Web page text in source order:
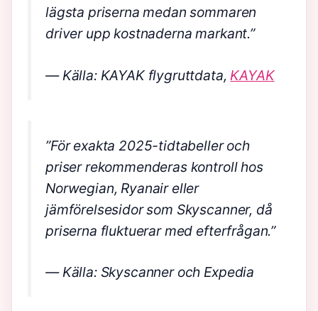
lägsta priserna medan sommaren
driver upp kostnaderna markant.”
— Källa: KAYAK flygruttdata, KAYAK
”För exakta 2025-tidtabeller och
priser rekommenderas kontroll hos
Norwegian, Ryanair eller
jämförelsesidor som Skyscanner, då
priserna fluktuerar med efterfrågan.”
— Källa: Skyscanner och Expedia